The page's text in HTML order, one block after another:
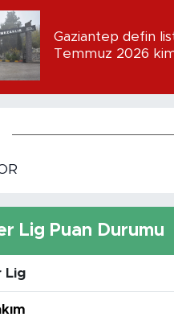
Gaziantep defin
Temmuz 2026
Lig Puan Durumu
Lig